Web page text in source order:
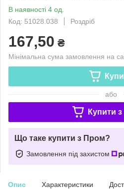
В наявності 4 од.
Код: 51028.038
Роздріб
167,50 ₴
Мінімальна сума замовлення на
або
Купити з
Що таке купити з Пром?
Замовлення під захистом
Опис Характеристики